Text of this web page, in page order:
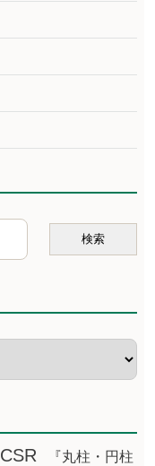
CSR
『丸柱・円柱